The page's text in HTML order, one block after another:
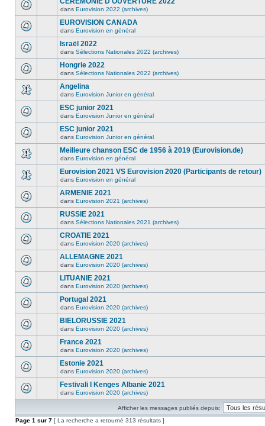
dans Eurovision 2022 (archives)
EUROVISION CANADA
dans Eurovision en général
Israël 2022
dans Sélections Nationales 2022 (archives)
Hongrie 2022
dans Sélections Nationales 2022 (archives)
Angelina
dans Eurovision Junior en général
ESC junior 2021
dans Eurovision Junior en général
ESC junior 2021
dans Eurovision Junior en général
Meilleure chanson ESC de 1956 à 2019 (Eurovision.de)
dans Eurovision en général
Eurovision 2021 VS Eurovision 2020 (Participants de retour)
dans Eurovision en général
ARMENIE 2021
dans Eurovision 2021 (archives)
RUSSIE 2021
dans Sélections Nationales 2021 (archives)
CROATIE 2021
dans Eurovision 2020 (archives)
ALLEMAGNE 2021
dans Eurovision 2020 (archives)
LITUANIE 2021
dans Eurovision 2020 (archives)
Portugal 2021
dans Eurovision 2020 (archives)
BIELORUSSIE 2021
dans Eurovision 2020 (archives)
France 2021
dans Eurovision 2020 (archives)
Estonie 2021
dans Eurovision 2020 (archives)
Festivali I Kenges Albanie 2021
dans Eurovision 2020 (archives)
Afficher les messages publiés depuis:
Page 1 sur 7 [ La recherche a retourné 313 résultats ]